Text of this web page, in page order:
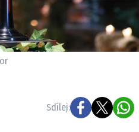
NA
nebo video?
na newsbox.cz
Sdílej: